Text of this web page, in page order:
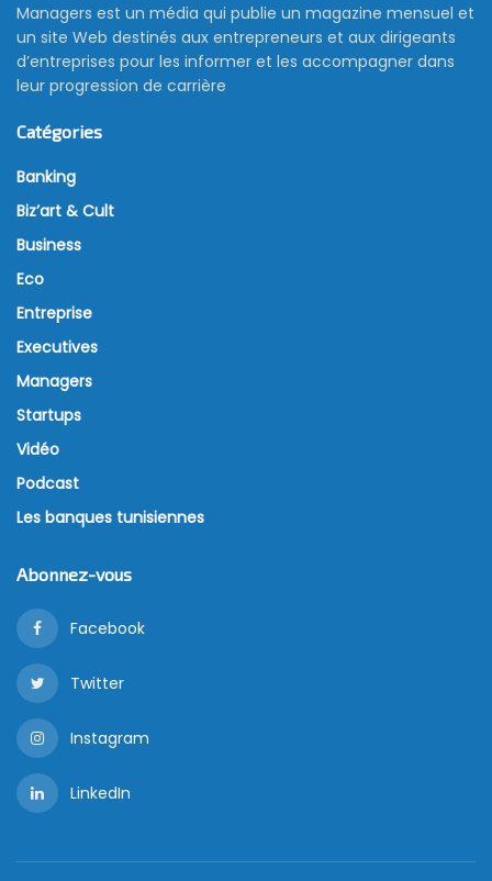
Managers est un média qui publie un magazine mensuel et
un site Web destinés aux entrepreneurs et aux dirigeants
d’entreprises pour les informer et les accompagner dans
leur progression de carrière
Catégories
Banking
Biz’art & Cult
Business
Eco
Entreprise
Executives
Managers
Startups
Vidéo
Podcast
Les banques tunisiennes
Abonnez-vous
Facebook
Twitter
Instagram
LinkedIn